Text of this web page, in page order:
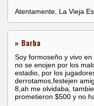
Atentamente, La Vieja
» Barba
Soy formoseño y vivo
no se enojen por los
estadio, por los
derrotamos,festejen
8,ah me olvidaba,
prometieron $500 y no